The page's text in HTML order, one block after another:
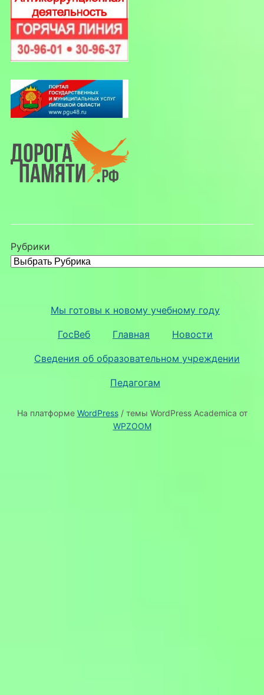
Рубрики
Мы готовы к новому учебному году
ГосВеб Главная Новости
Сведения об образовательном учреждении
Педагогам
На платформе WordPress/ темы WordPress Academica от
WPZOOM